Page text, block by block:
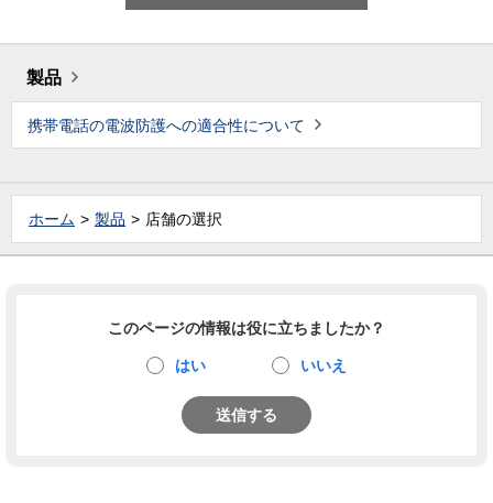
製品
携帯電話の電波防護への適合性について
ホーム 製品 店舗の選択
このページの情報は役に立ちましたか？
はい いいえ
送信する